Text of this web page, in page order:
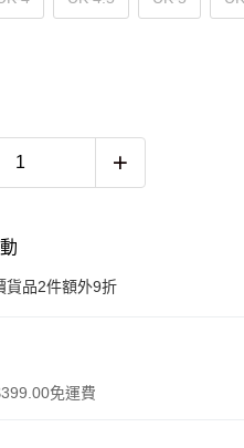
貨品2件額外9折
免運費